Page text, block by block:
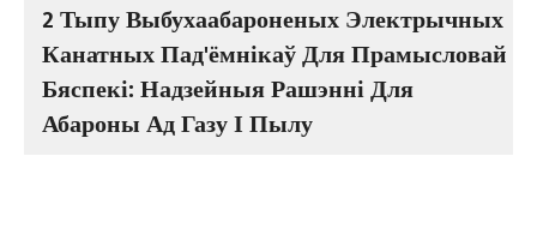
2 Тыпу Выбухаабароненых Электрычных
Канатных Пад'ёмнікаў Для Прамысловай
Бяспекі: Надзейныя Рашэнні Для
Абароны Ад Газу І Пылу